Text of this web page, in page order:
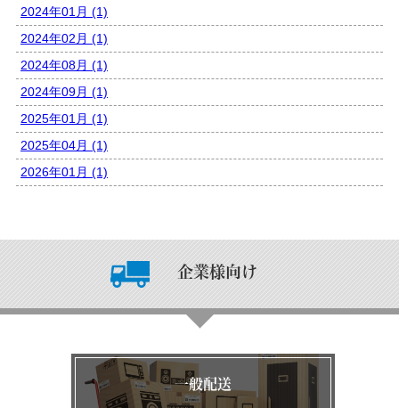
2024年01月 (1)
2024年02月 (1)
2024年08月 (1)
2024年09月 (1)
2025年01月 (1)
2025年04月 (1)
2026年01月 (1)
企業様向け
一般配送